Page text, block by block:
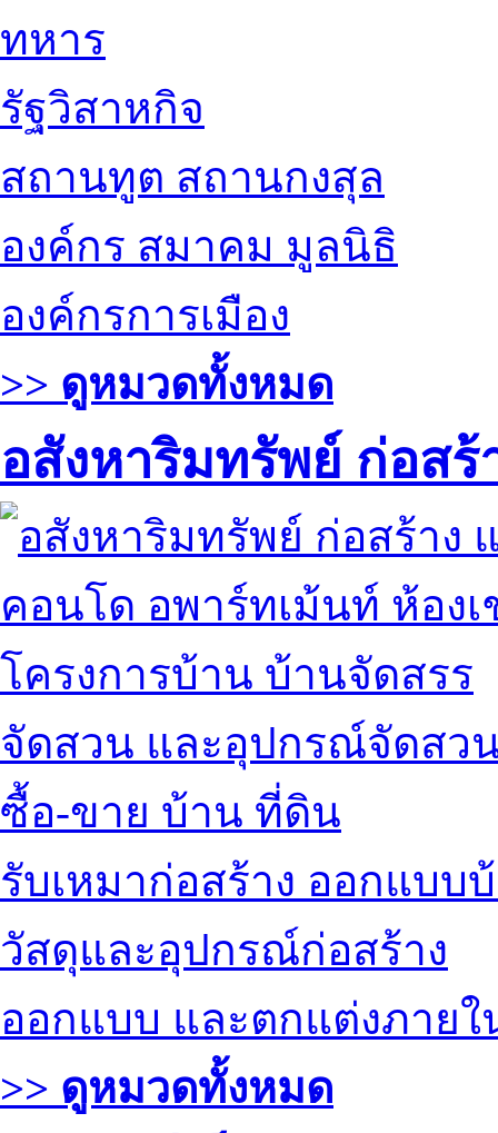
ทหาร
รัฐวิสาหกิจ
สถานทูต สถานกงสุล
องค์กร สมาคม มูลนิธิ
องค์กรการเมือง
>> ดูหมวดทั้งหมด
อสังหาริมทรัพย์ ก่อส
คอนโด อพาร์ทเม้นท์ ห้องเ
โครงการบ้าน บ้านจัดสรร
จัดสวน และอุปกรณ์จัดสว
ซื้อ-ขาย บ้าน ที่ดิน
รับเหมาก่อสร้าง ออกแบบ
วัสดุและอุปกรณ์ก่อสร้าง
ออกแบบ และตกแต่งภายใ
>> ดูหมวดทั้งหมด